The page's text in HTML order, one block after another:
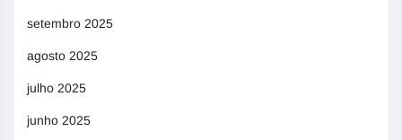
setembro 2025
agosto 2025
julho 2025
junho 2025